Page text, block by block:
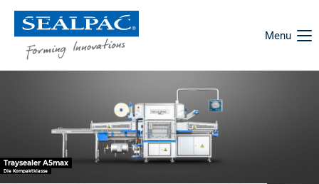
Menu
Traysealer A5max
Die Kompaktklasse